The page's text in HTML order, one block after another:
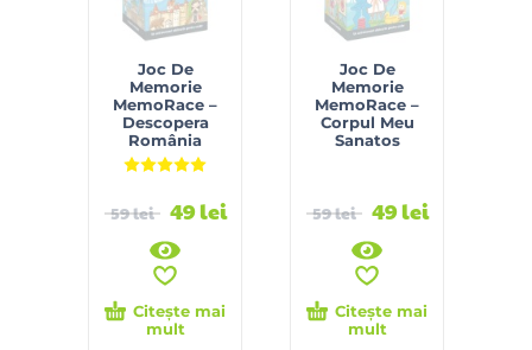
Joc De
Memorie
MemoRace –
Descopera
România
59lei 49lei
Citește mai
mult
Joc De
Memorie
MemoRace –
Corpul Meu
Sanatos
59lei 49lei
Citește mai
mult